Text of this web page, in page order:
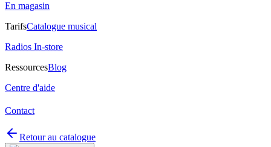
En magasin
TarifsCatalogue musical
Radios In-store
RessourcesBlog
Centre d'aide
Contact
Retour au catalogue